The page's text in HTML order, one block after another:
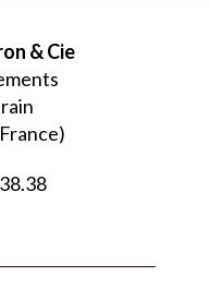
& Cie